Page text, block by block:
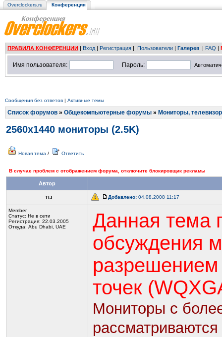
Overclockers.ru Конференция
ПРАВИЛА КОНФЕРЕНЦИИ | Вход | Регистрация | Пользователи | Галерея | FAQ |
Имя пользователя: Пароль:
Сообщения без ответов | Активные темы
Список форумов » Общекомпьютерные форумы » Мониторы,
2560x1440 мониторы (2.5K)
Новая тема / Ответить
В случае проблем с отображением форума, отключите блокировщик рекламы
Автор
TIJ Добавлено: 04.08.2008 11:17
Member
Статус: Не в сети
Регистрация: 22.03.2005
Откуда: Abu Dhabi, UAE
Данная тема
обсуждения
разрешением
точек
Мониторы с